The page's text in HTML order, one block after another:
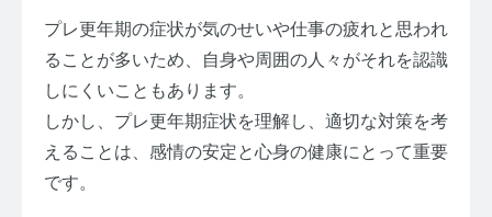
プレ更年期の症状が気のせいや仕事の疲れと思われ
ることが多いため、自身や周囲の人々がそれを認識
しにくいこともあります。
しかし、プレ更年期症状を理解し、適切な対策を考
えることは、感情の安定と心身の健康にとって重要
です。